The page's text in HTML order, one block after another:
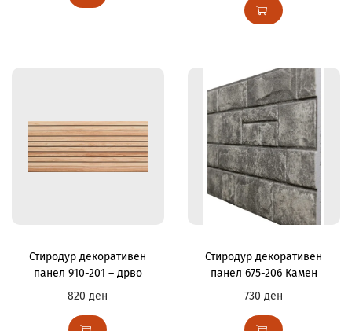
Стиродур декоративен
панел 910-201 – дрво
820ден
Стиродур декоративен
панел 675-206 Камен
730ден